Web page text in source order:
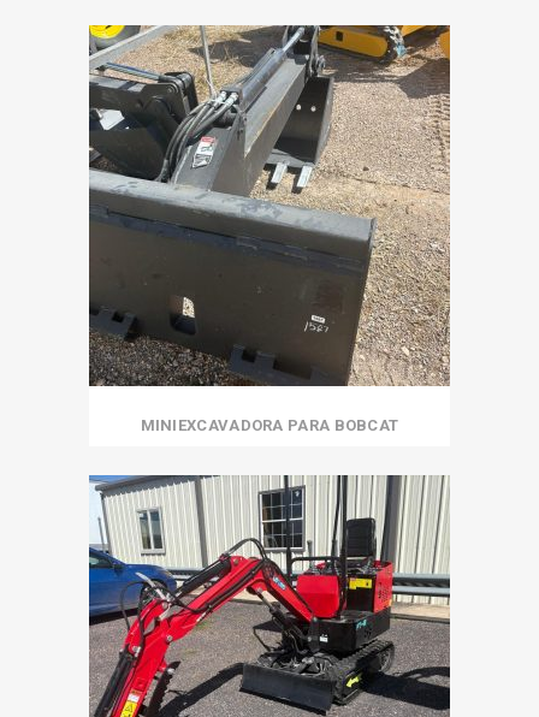
MINIEXCAVADORA PARA BOBCAT